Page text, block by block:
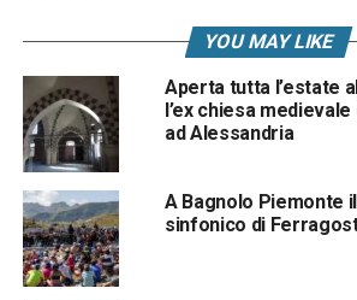
YOU MAY LIKE
Aperta tutta l’estate
l’ex chiesa
ad Alessandria
A Bagnolo Piemonte
sinfonico di